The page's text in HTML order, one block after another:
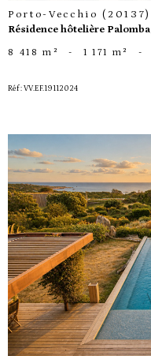
Porto-Vecchio (20137)
Résidence hôtelière
8 418 m² - 1 171 m² -
Réf : VV.EF.19112024